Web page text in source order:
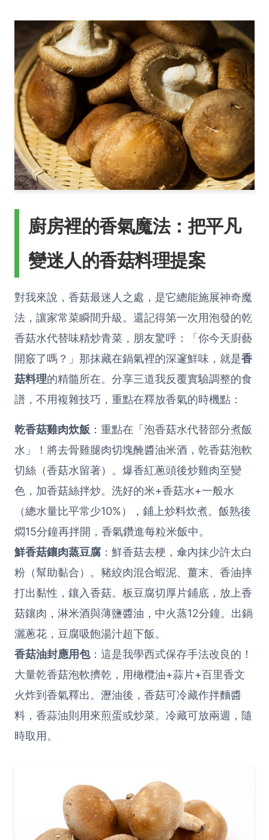
廚房裡的香氣魔法：把平凡
變迷人的香菇料理提案
對我來說，香菇最迷人之處，是它總能施展神奇魔
法，讓家常菜瞬間升級。還記得第一次用泡發的乾
香菇水代替味精炒青菜，朋友驚呼：「你今天廚藝
開竅了嗎？」那抹藏在鍋氣裡的深邃鮮味，就是香
菇料理的精髓所在。分享三道我反覆實驗調整的食
譜，不用複雜技巧，重點在釋放香氣的時機點：
乾香菇雞肉炊飯 ：重點在「泡香菇水代替部分煮飯
水」！將去骨雞腿肉切塊醃醬油米酒，乾香菇泡軟
切絲（香菇水留著）。爆香紅蔥頭後炒雞肉至變
色，加香菇絲拌炒。洗好的米+香菇水+一般水
（總水量比平常少10%），鋪上炒料炊煮。飯熟後
燜15分鐘再拌開，香氣鑽進每粒米飯中。
鮮香菇鑲肉蒸豆腐 ：鮮香菇去梗，傘內抹少許太白
粉（幫助黏合）。豬絞肉混合蝦泥、薑末、香油摔
打出黏性，鑲入香菇。板豆腐切厚片鋪底，放上香
菇鑲肉，淋米酒與薄鹽醬油，中火蒸12分鐘。出鍋
灑蔥花，豆腐吸飽湯汁超下飯。
香菇油封應用包：這是我學西式保存手法改良的！
大量乾香菇泡軟擠乾，用橄欖油+蒜片+百里香文
火炸到香氣釋出。瀝油後，香菇可冷藏作拌麵醬
料，香蒜油則用來煎蛋或炒菜。冷藏可放兩週，隨
時取用。